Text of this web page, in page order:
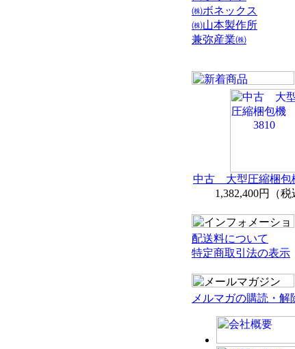
㈱ボネックス
㈱山本製作所
兼弥産業㈱
中古 大型圧縮梱
1,382,400円（税
配送料について
特定商取引法の表示
メルマガの購読・解